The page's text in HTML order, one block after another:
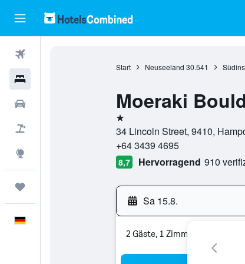
Start Neuseeland 30.541
Moeraki
1 Stern
34 Lincoln Street, 9410,
+64 3439 4695
8,7 Hervorragend 910
Sa 15.8.
2 Gäste, 1 Zimmer